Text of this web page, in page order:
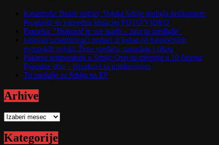
Katastrofa: Bukte požari; Vojska Srbije podigla helikoptere;
Proglasili su vanrednu situaciju FOTO/VIDEO
Fonseka: "Đoković je sve stariji – zato to predlaže"
Isplivali uznemirujući podaci iz jedne od najmoćnijih
evropskih vojski; Žene vređaju, napadaju i siluju
Paklene temperature u Srbiji: Ovo su merenja u 10 časova;
Popodne obrt – pljuskovi sa grmljavinom
Tri medalje za Srbiju na EP
Arhive
Arhive
Kategorije